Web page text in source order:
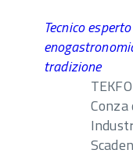
Tecnico
tradizione